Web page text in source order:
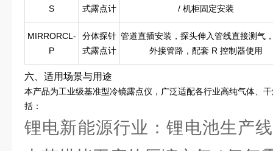
S
式露点计
/ 机柜固定安装
MIRRORCL-
P
分体探针
式露点计
管道直插安装，探头伸入管线直接测气
外接管路，配套 R 控制器使用
六、适用场景与用途
本产品为工业级基准型冷镜露点仪，广泛适配各行业高纯气体、
括：
锂电新能源行业：锂电池生产